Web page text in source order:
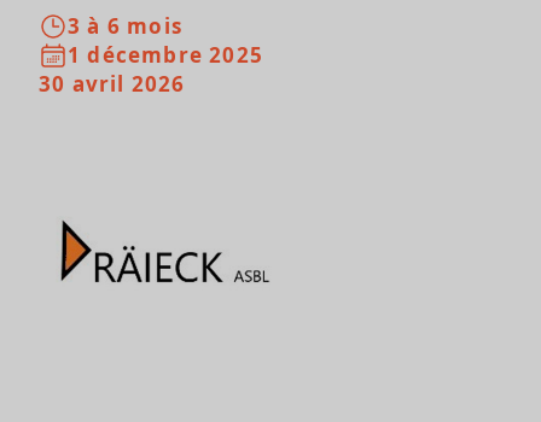
3 à 6 mois
1 décembre 2025
30 avril 2026